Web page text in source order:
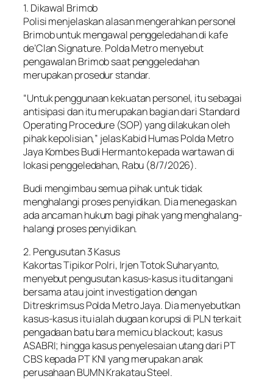
1. Dikawal Brimob
Polisi menjelaskan alasan mengerahkan personel
Brimob untuk mengawal penggeledahan di kafe
de’Clan Signature. Polda Metro menyebut
pengawalan Brimob saat penggeledahan
merupakan prosedur standar.
“Untuk penggunaan kekuatan personel, itu sebagai
antisipasi dan itu merupakan bagian dari Standard
Operating Procedure (SOP) yang dilakukan oleh
pihak kepolisian,” jelas Kabid Humas Polda Metro
Jaya Kombes Budi Hermanto kepada wartawan di
lokasi penggeledahan, Rabu (8/7/2026).
Budi mengimbau semua pihak untuk tidak
menghalangi proses penyidikan. Dia menegaskan
ada ancaman hukum bagi pihak yang menghalang-
halangi proses penyidikan.
2. Pengusutan 3 Kasus
Kakortas Tipikor Polri, Irjen Totok Suharyanto,
menyebut pengusutan kasus-kasus itu ditangani
bersama atau joint investigation dengan
Ditreskrimsus Polda Metro Jaya. Dia menyebutkan
kasus-kasus itu ialah dugaan korupsi di PLN terkait
pengadaan batu bara memicu blackout; kasus
ASABRI; hingga kasus penyelesaian utang dari PT
CBS kepada PT KNI yang merupakan anak
perusahaan BUMN Krakatau Steel.